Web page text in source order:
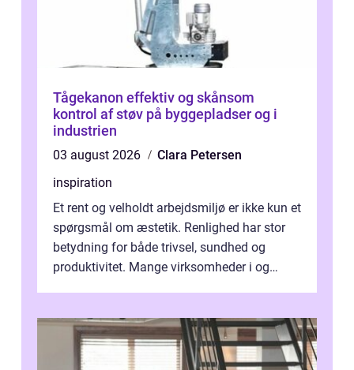
Tågekanon effektiv og skånsom
kontrol af støv på byggepladser og i
industrien
03 august 2026
Clara Petersen
inspiration
Et rent og velholdt arbejdsmiljø er ikke kun et
spørgsmål om æstetik. Renlighed har stor
betydning for både trivsel, sundhed og
produktivitet. Mange virksomheder i og